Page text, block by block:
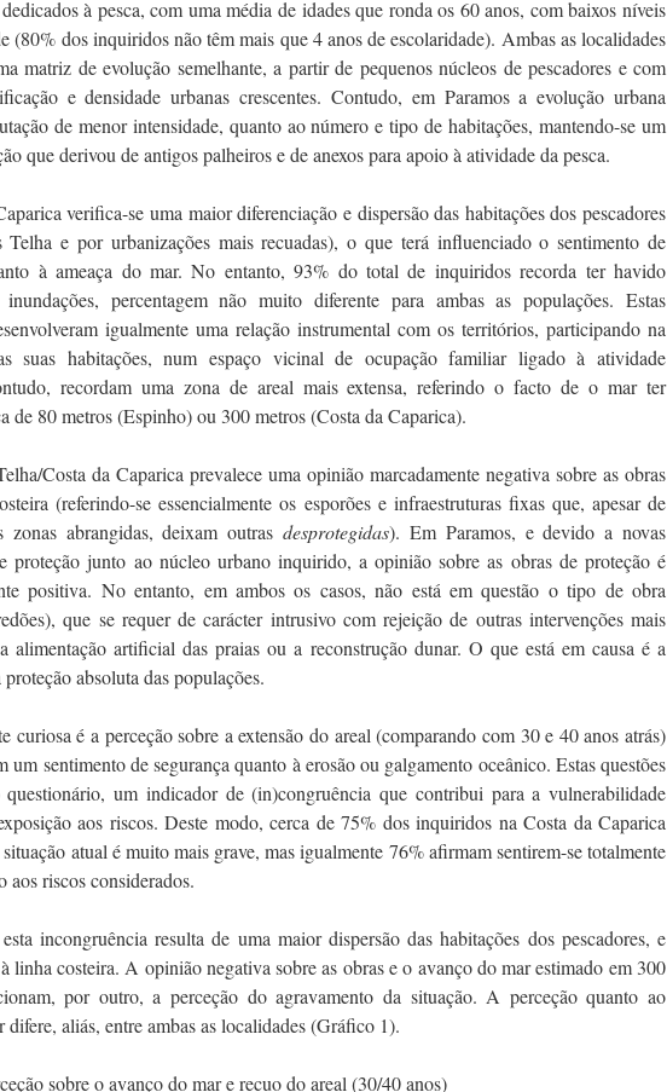
à pesca, com uma média de idades que ronda os 60 anos, com baixos níveis
(80% dos inquiridos não têm mais que 4 anos de escolaridade). Ambas as localidades
matriz de evolução semelhante, a partir de pequenos núcleos de pescadores e com
e densidade urbanas crescentes. Contudo, em Paramos a evolução urbana
de menor intensidade, quanto ao número e tipo de habitações, mantendo-se um
que derivou de antigos palheiros e de anexos para apoio à atividade da pesca.
verifica-se uma maior diferenciação e dispersão das habitações dos pescadores
Telha e por urbanizações mais recuadas), o que terá influenciado o sentimento de
à ameaça do mar. No entanto, 93% do total de inquiridos recorda ter havido
inundações, percentagem não muito diferente para ambas as populações. Estas
igualmente uma relação instrumental com os territórios, participando na
suas habitações, num espaço vicinal de ocupação familiar ligado à atividade
recordam uma zona de areal mais extensa, referindo o facto de o mar ter
de 80 metros (Espinho) ou 300 metros (Costa da Caparica).
Costa da Caparica prevalece uma opinião marcadamente negativa sobre as obras
(referindo-se essencialmente os esporões e infraestruturas fixas que, apesar de
zonas abrangidas, deixam outras desprotegidas). Em Paramos, e devido a novas
proteção junto ao núcleo urbano inquirido, a opinião sobre as obras de proteção é
positiva. No entanto, em ambos os casos, não está em questão o tipo de obra
que se requer de carácter intrusivo com rejeição de outras intervenções mais
alimentação artificial das praias ou a reconstrução dunar. O que está em causa é a
absoluta das populações.
curiosa é a perceção sobre a extensão do areal (comparando com 30 e 40 anos atrás)
um sentimento de segurança quanto à erosão ou galgamento oceânico. Estas questões
questionário, um indicador de (in)congruência que contribui para a vulnerabilidade
aos riscos. Deste modo, cerca de 75% dos inquiridos na Costa da Caparica
atual é muito mais grave, mas igualmente 76% afirmam sentirem-se totalmente
aos riscos considerados.
incongruência resulta de uma maior dispersão das habitações dos pescadores, e
linha costeira. A opinião negativa sobre as obras e o avanço do mar estimado em 300
por outro, a perceção do agravamento da situação. A perceção quanto ao
difere, aliás, entre ambas as localidades (Gráfico 1).
sobre o avanço do mar e recuo do areal (30/40 anos)